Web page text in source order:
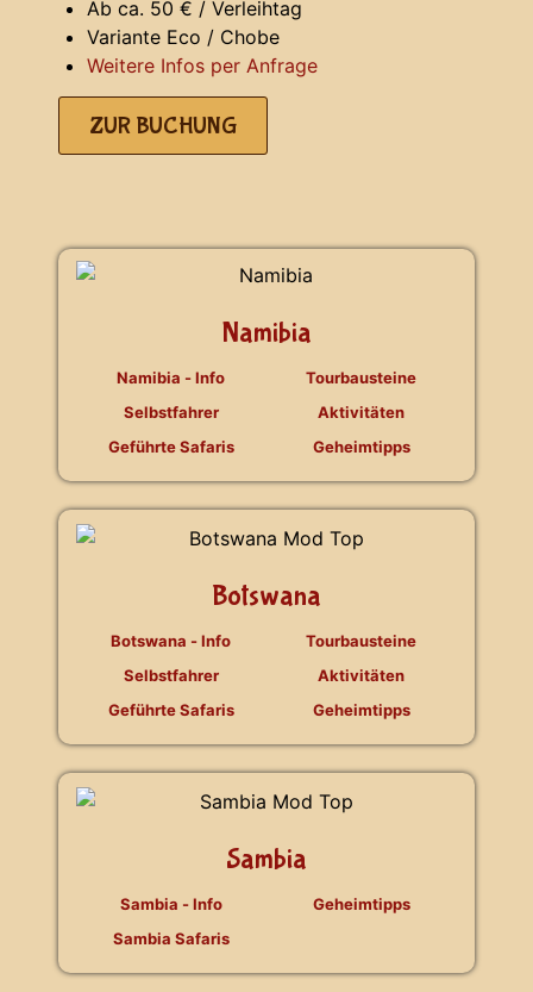
Ab ca. 50 € / Verleihtag
Variante Eco / Chobe
Weitere Infos per Anfrage
ZUR BUCHUNG
Namibia
Namibia - Info
Selbstfahrer
Geführte Safaris
Tourbausteine
Aktivitäten
Geheimtipps
Botswana
Botswana - Info
Selbstfahrer
Geführte Safaris
Tourbausteine
Aktivitäten
Geheimtipps
Sambia
Sambia - Info
Sambia Safaris
Geheimtipps